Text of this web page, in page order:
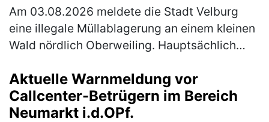
Am 03.08.2026 meldete die Stadt Velburg
eine illegale Müllablagerung an einem kleinen
Wald nördlich Oberweiling. Hauptsächlich
Kinderwägen und ausgeschlac…(mehr)
Aktuelle Warnmeldung vor
Callcenter-Betrügern im Bereich
Neumarkt i.d.OPf.